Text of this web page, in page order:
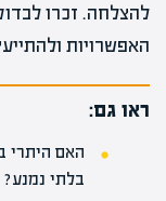
להצלחה. זכרו
האפשרויות
ראו גם:
האם היתרי
בלתי נמנע?